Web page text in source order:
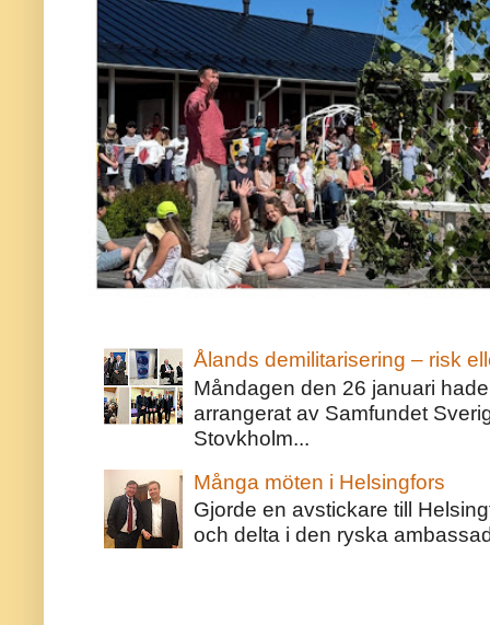
Ålands demilitarisering – risk
Måndagen den 26 januari
arrangerat av Samfundet
Stovkholm...
Många möten i Helsingfors
Gjorde en avstickare till
och delta i den ryska